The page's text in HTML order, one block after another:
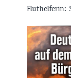
Fluthelferin: